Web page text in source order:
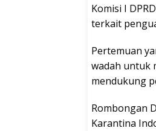
Komisi I
terkait
Pertemuan
wadah untuk
mendukung
Rombongan
Karantina